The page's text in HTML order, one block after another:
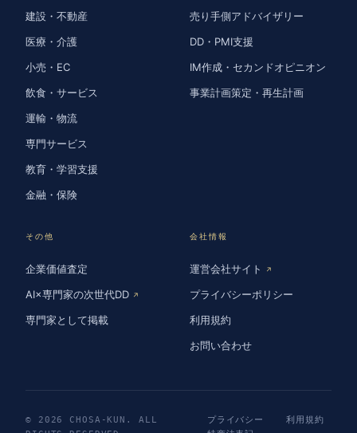
建設・不動産
医療・介護
小売・EC
飲食・サービス
運輸・物流
専門サービス
教育・学習支援
金融・保険
売り手側アドバイザリー
DD・PMI支援
IM作成・セカンドオピニオン
事業計画策定・再生計画
その他
企業価値査定
AI×専門家の次世代DD ↗
専門家として掲載
会社情報
運営会社サイト ↗
プライバシーポリシー
利用規約
お問い合わせ
© 2026 CHOSA-KUN. ALL
プライバシー
利用規約